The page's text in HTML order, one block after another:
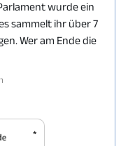
wurde ein
sammelt ihr über 7
Wer am Ende die
*